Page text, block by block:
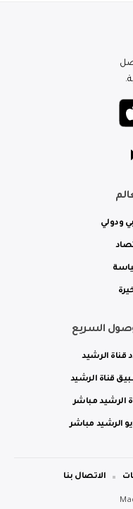
ودولي
السريع
قناة الرشيد
قناة الرشيد
الرشيد مباشر
الرشيد مباشر
الاتصال بنا